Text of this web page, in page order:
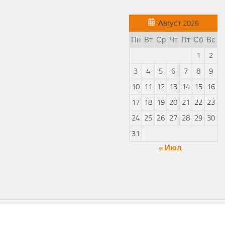
Август 2026
Пн Вт Ср Чт Пт Сб Вс
1
2
3
4 5 6 7 8
9
10
11 12 13 14 15
16
17
18 19 20 21 22 23
24 25 26 27 28 29 30
31
« Июл